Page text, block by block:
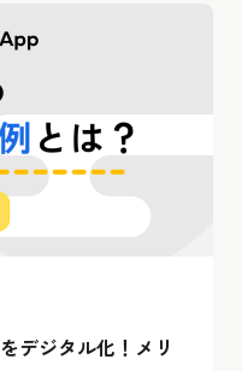
デジタル化！メリ